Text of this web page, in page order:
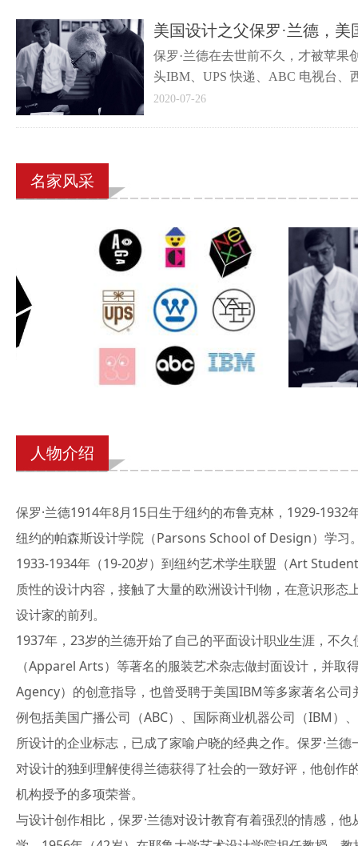
美国设计之父保罗·兰德，
保罗·兰德在去世前不久，才被苹果
头IBM、UPS 快递、ABC 电视台、
2020-07-26
名家风采
人物介绍
保罗·兰德1914年8月15日生于纽约的布鲁克林，1929-
纽约的帕森斯设计学院（Parsons School of Design）学习
1933-1934年（19-20岁）到纽约艺术学生联盟（Art
质性的设计内容，接触了大量的欧洲设计刊物，在意识形
设计家的前列。
1937年，23岁的兰德开始了自己的平面设计职业生涯，不
（Apparel Arts）等著名的服装艺术杂志做封面设计，并
Agency）的创意指导，也曾受聘于美国IBM等多家著名公
例包括美国广播公司（ABC）、国际商业机器公司（IBM
所设计的企业标志，已成了家喻户晓的经典之作。保罗·兰
对设计的独到理解使得兰德获得了社会的一致好评，他创
机构授予的多项荣誉。
与设计创作相比，保罗·兰德对设计教育有着强烈的情感，